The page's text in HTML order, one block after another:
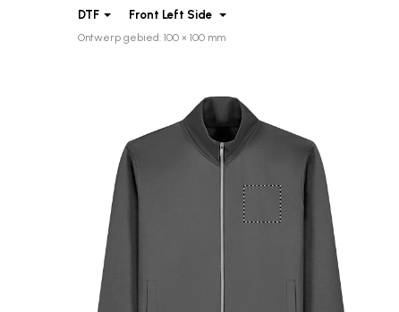
DTF Front Left Side
Ontwerp gebied: 100 × 100 mm